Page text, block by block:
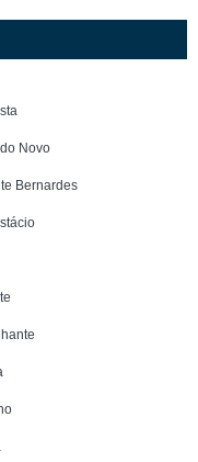
Novo
Bernardes